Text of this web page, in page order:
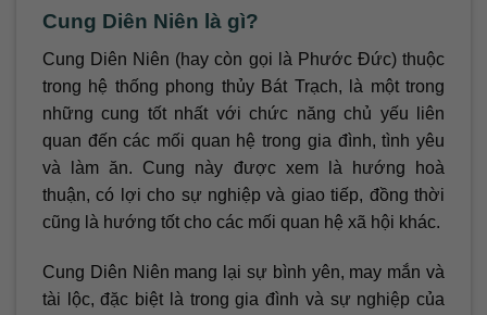
Cung Diên Niên là gì?
Cung Diên Niên (hay còn gọi là Phước Đức) thuộc
trong hệ thống phong thủy Bát Trạch, là một trong
những cung tốt nhất với chức năng chủ yếu liên
quan đến các mối quan hệ trong gia đình, tình yêu
và làm ăn. Cung này được xem là hướng hoà
thuận, có lợi cho sự nghiệp và giao tiếp, đồng thời
cũng là hướng tốt cho các mối quan hệ xã hội khác.
Cung Diên Niên mang lại sự bình yên, may mắn và
tài lộc, đặc biệt là trong gia đình và sự nghiệp của